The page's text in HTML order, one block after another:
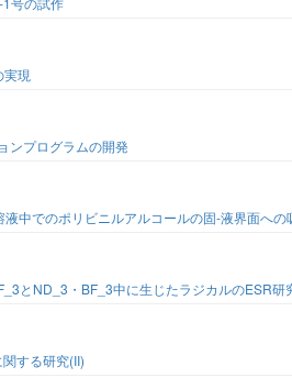
実現
ンプログラムの開発
液中でのポリビニルアルコールの固-液界面への
とND_3・BF_3中に生じたラジカルのESR研
する研究(II)